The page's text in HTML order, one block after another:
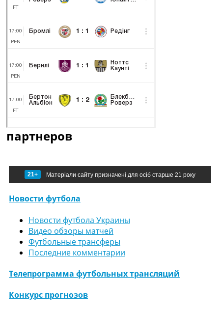
партнеров
21+ Матеріали сайту призначені для осіб старше 21 року
Новости футбола
Новости футбола Украины
Видео обзоры матчей
Футбольные трансферы
Последние комментарии
Телепрограмма футбольных трансляций
Конкурс прогнозов